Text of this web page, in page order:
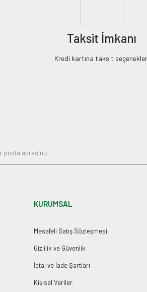
Taksit İmkanı
Kredi kartına taksit
KURUMSAL
Mesafeli Satış Sözleşmesi
Gizlilik ve Güvenlik
İptal ve İade Şartları
Kişisel Veriler